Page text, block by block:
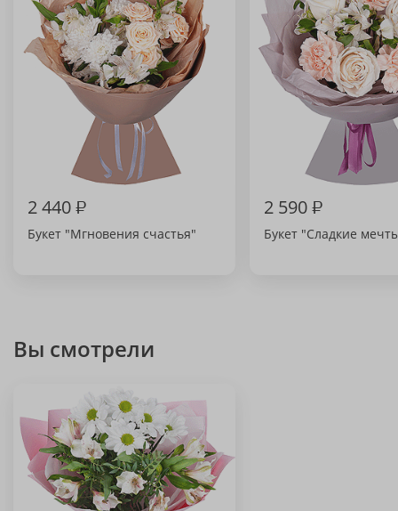
2 440₽
Букет "Мгновения счастья"
2 590₽
Букет "Сладкие
Вы смотрели